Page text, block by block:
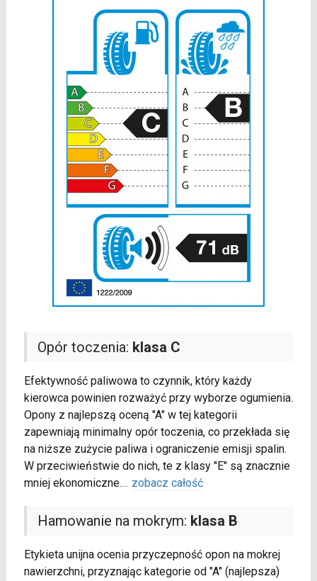
Opór toczenia: klasa C
Efektywność paliwowa to czynnik, który każdy
kierowca powinien rozważyć przy wyborze ogumienia.
Opony z najlepszą oceną "A" w tej kategorii
zapewniają minimalny opór toczenia, co przekłada się
na niższe zużycie paliwa i ograniczenie emisji spalin.
W przeciwieństwie do nich, te z klasy "E" są znacznie
mniej ekonomiczne.... zobacz całość
Hamowanie na mokrym: klasa B
Etykieta unijna ocenia przyczepność opon na mokrej
nawierzchni, przyznając kategorie od "A" (najlepsza)